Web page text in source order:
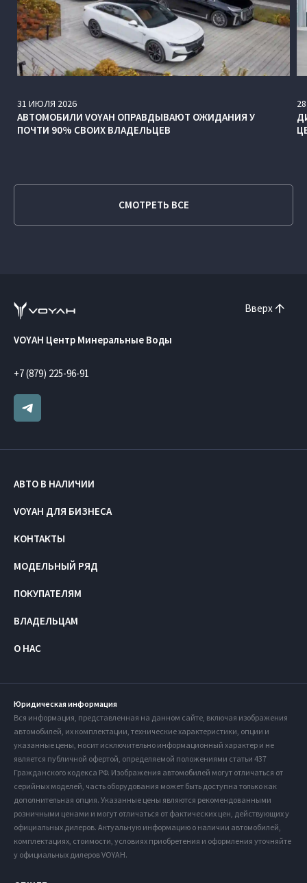
31 ИЮЛЯ 2026
АВТОМОБИЛИ VOYAH ОПРАВДЫВАЮТ ОЖИДАНИЯ У
ПОЧТИ 90% СВОИХ ВЛАДЕЛЬЦЕВ
28
СМОТРЕТЬ ВСЕ
Вверх
VOYAH Центр Минеральные Воды
+7 (879) 225-96-91
АВТО В НАЛИЧИИ
VOYAH ДЛЯ БИЗНЕСА
КОНТАКТЫ
МОДЕЛЬНЫЙ РЯД
ПОКУПАТЕЛЯМ
ВЛАДЕЛЬЦАМ
О НАС
Юридическая информация
Вся информация, представленная на данном сайте, включая изображения
автомобилей, их комплектации, технические характеристики, опции и
указанные цены, носит исключительно информационный характер и не
является публичной офертой, определяемой положениями статьи 437
Гражданского кодекса РФ. Изображения автомобилей могут отличаться от
серийных моделей, часть оборудования может быть доступна только как
дополнительная опция. Указанные цены являются рекомендованными
розничными ценами и могут отличаться от фактических цен, действующих у
официальных дилеров. Актуальную информацию о наличии автомобилей,
комплектациях, стоимости, условиях приобретения и оформления уточняйте
у официальных дилеров VOYAH.